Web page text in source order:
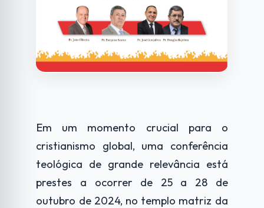
Em um momento crucial para o
cristianismo global, uma conferência
teológica de grande relevância está
prestes a ocorrer de 25 a 28 de
outubro de 2024, no templo matriz da